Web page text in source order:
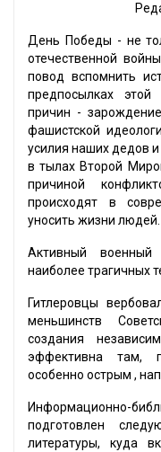
День Победы - не
отечественной
повод вспомнить
предпосылках
причин -
фашистской
усилия наших дедов
в тылах Второй
причиной
происходят в
уносить жизни людей.
Активный
наиболее трагичных
Гитлеровцы
меньшинств
создания
эффективна там,
особенно острым ,
Информационно-
подготовлен
литературы, куда